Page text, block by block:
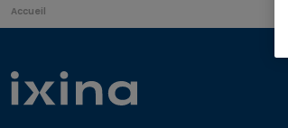
Vous
êtes
Accueil